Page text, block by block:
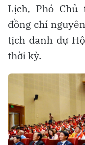
Lịch, Phó Chủ
đồng chí
tịch danh dự
thời kỳ.